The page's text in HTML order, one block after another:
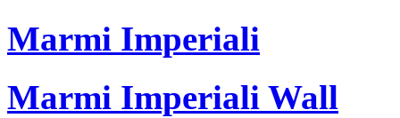
Marmi Imperiali
Marmi Imperiali Wall